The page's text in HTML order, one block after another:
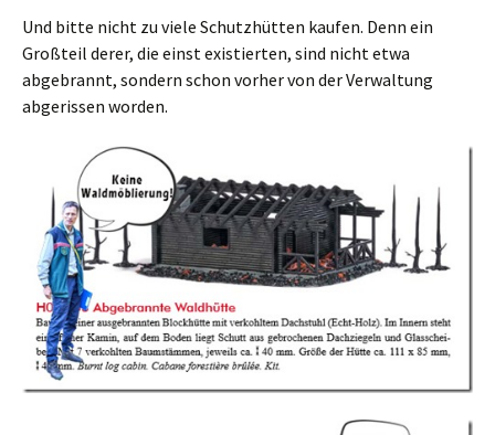
Und bitte nicht zu viele Schutzhütten kaufen. Denn ein
Großteil derer, die einst existierten, sind nicht etwa
abgebrannt, sondern schon vorher von der Verwaltung
abgerissen worden.